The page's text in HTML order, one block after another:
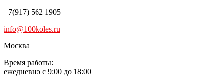
+7(917) 562 1905
info@100koles.ru
Москва
Время работы:
ежедневно с 9:00 до 18:00